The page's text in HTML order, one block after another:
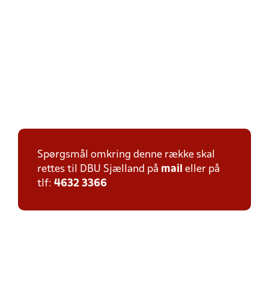
Spørgsmål omkring denne række skal
rettes til DBU Sjælland på mail eller på
tlf: 4632 3366